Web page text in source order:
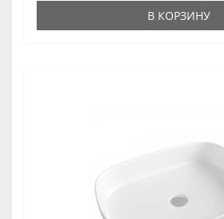
В КОРЗИНУ